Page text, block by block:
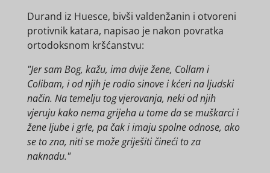
Durand iz Huesce, bivši valdenžanin i otvoreni
protivnik katara, napisao je nakon povratka
ortodoksnom kršćanstvu:
"Jer sam Bog, kažu, ima dvije žene, Collam i
Colibam, i od njih je rodio sinove i kćeri na ljudski
način. Na temelju tog vjerovanja, neki od njih
vjeruju kako nema grijeha u tome da se muškarci i
žene ljube i grle, pa čak i imaju spolne odnose, ako
se to zna, niti se može griješiti čineći to za
naknadu."